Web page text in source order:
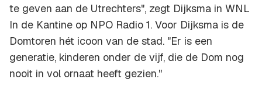
te geven aan de Utrechters", zegt Dijksma in WNL
In de Kantine op NPO Radio 1. Voor Dijksma is de
Domtoren hét icoon van de stad. "Er is een
generatie, kinderen onder de vijf, die de Dom nog
nooit in vol ornaat heeft gezien."